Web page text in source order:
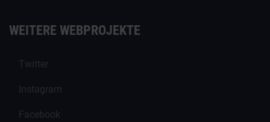
WEITERE WEBPROJEKTE
Twitter
Instagram
Facebook